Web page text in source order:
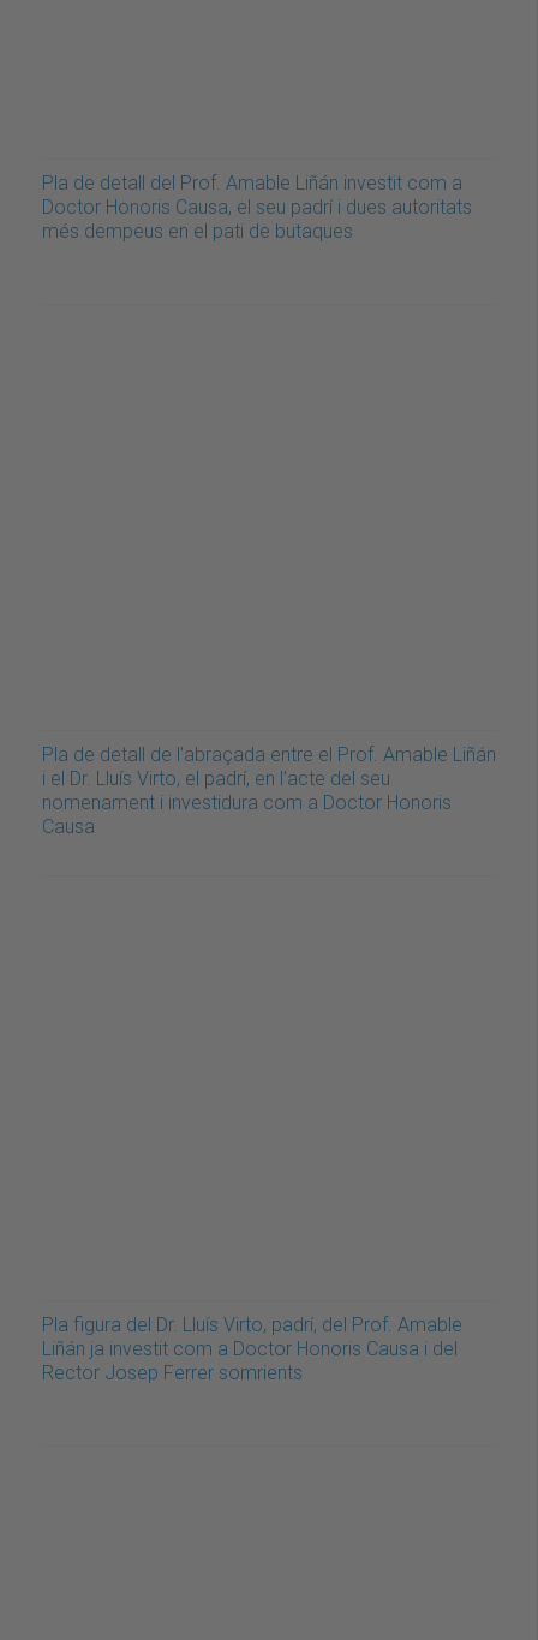
Pla de detall del Prof. Amable Liñán investit com a
Doctor Honoris Causa, el seu padrí i dues autoritats
més dempeus en el pati de butaques
Pla de detall de l'abraçada entre el Prof. Amable Liñán
i el Dr. Lluís Virto, el padrí, en l'acte del seu
nomenament i investidura com a Doctor Honoris
Causa
Pla figura del Dr. Lluís Virto, padrí, del Prof. Amable
Liñán ja investit com a Doctor Honoris Causa i del
Rector Josep Ferrer somrients